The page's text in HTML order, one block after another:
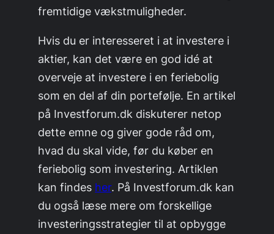
fremtidige vækstmuligheder.
Hvis du er interesseret i at investere i
aktier, kan det være en god idé at
overveje at investere i en feriebolig
som en del af din portefølje. En artikel
på Investforum.dk diskuterer netop
dette emne og giver gode råd om,
hvad du skal vide, før du køber en
feriebolig som investering. Artiklen
kan findes her. På Investforum.dk kan
du også læse mere om forskellige
investeringsstrategier til at opbygge